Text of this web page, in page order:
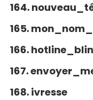
164.
165.
166.
167.
168. ivresse